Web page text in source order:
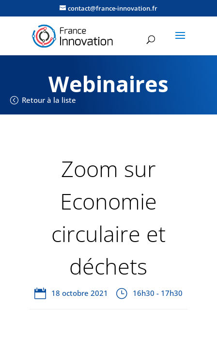
contact@france-innovation.fr
Webinaires
Retour à la liste
Zoom sur
Economie
circulaire et
déchets
18 octobre 2021 16h30 - 17h30